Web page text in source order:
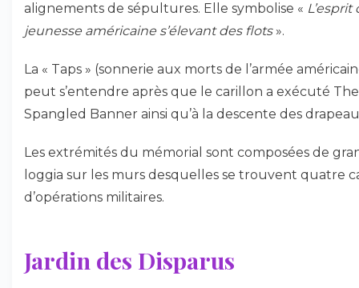
alignements de sépultures. Elle symbolise « L’esprit
jeunesse américaine s’élevant des flots».
La « Taps » (sonnerie aux morts de l’armée
peut s’entendre après que le carillon a exécuté
Spangled Banner ainsi qu’à la descente des
Les extrémités du mémorial sont composées de
loggia sur les murs desquelles se trouvent quatre
d’opérations militaires.
Jardin des Disparus